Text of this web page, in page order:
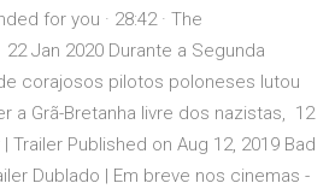
for you · 28:42 · The
Jan 2020 Durante a Segunda
corajosos pilotos poloneses lutou
a Grã-Bretanha livre dos nazistas, 12
Trailer Published on Aug 12, 2019 Bad
Dublado | Em breve nos cinemas -